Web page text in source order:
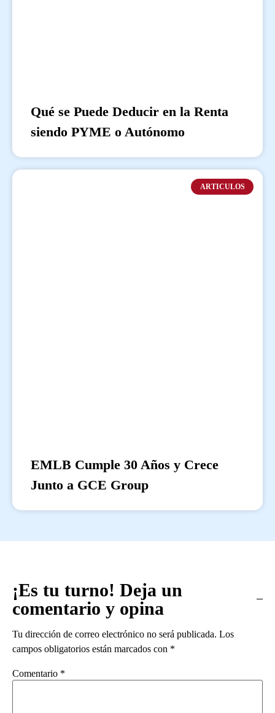
Qué se Puede Deducir en la Renta
siendo PYME o Autónomo
ARTICULOS
EMLB Cumple 30 Años y Crece
Junto a GCE Group
¡Es tu turno! Deja un
comentario y opina
Tu dirección de correo electrónico no será publicada. Los
campos obligatorios están marcados con *
Comentario *